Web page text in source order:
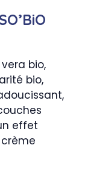
bio,
bio,
effet